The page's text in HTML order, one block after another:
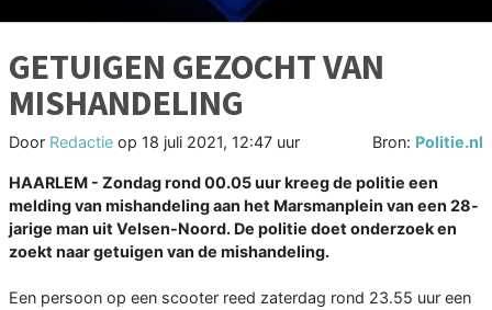
GETUIGEN GEZOCHT VAN
MISHANDELING
Door Redactie op 18 juli 2021, 12:47 uur Bron: Politie.nl
HAARLEM - Zondag rond 00.05 uur kreeg de politie een
melding van mishandeling aan het Marsmanplein van een 28-
jarige man uit Velsen-Noord. De politie doet onderzoek en
zoekt naar getuigen van de mishandeling.
Een persoon op een scooter reed zaterdag rond 23.55 uur een